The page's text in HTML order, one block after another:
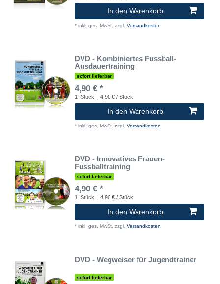
In den Warenkorb
* inkl. ges. MwSt. zzgl. Versandkosten
DVD - Kombiniertes Fussball-
Ausdauertraining
sofort lieferbar
4,90 € *
1 Stück | 4,90 € / Stück
In den Warenkorb
* inkl. ges. MwSt. zzgl. Versandkosten
DVD - Innovatives Frauen-
Fussballtraining
sofort lieferbar
4,90 € *
1 Stück | 4,90 € / Stück
In den Warenkorb
* inkl. ges. MwSt. zzgl. Versandkosten
DVD - Wegweiser für Jugendtrainer
sofort lieferbar